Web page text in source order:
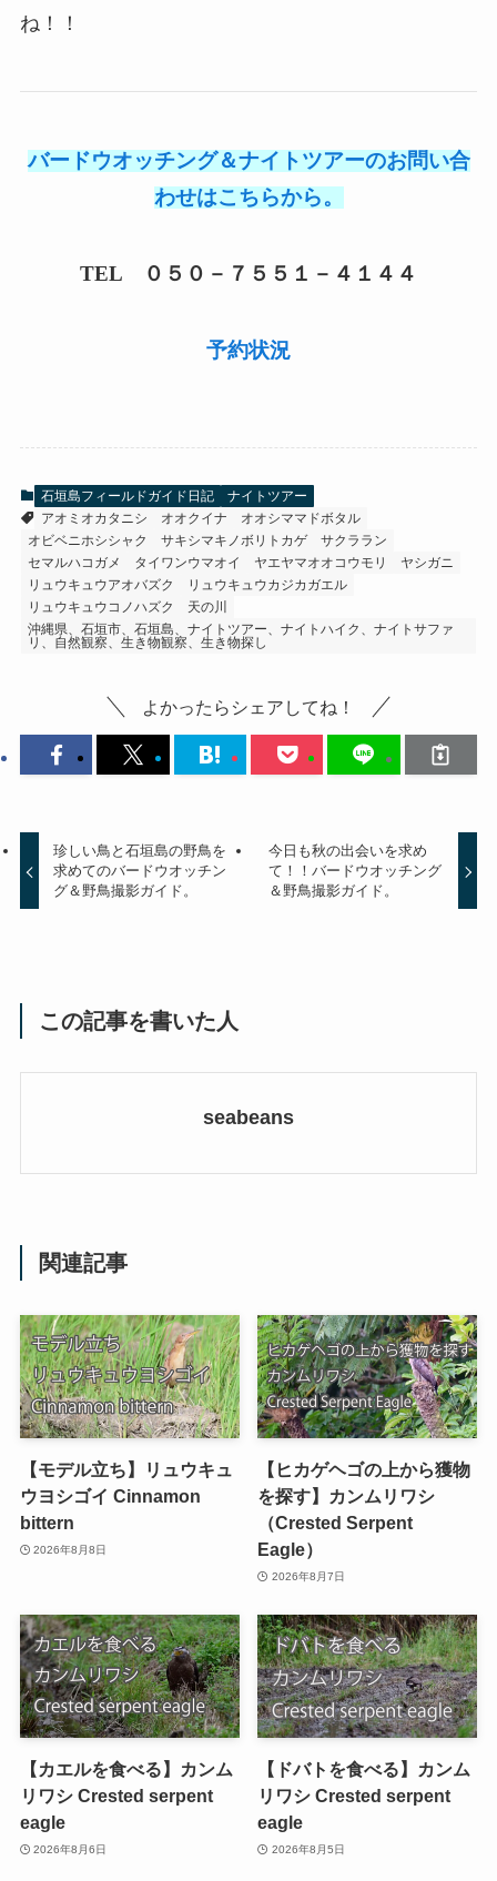
ね！！
バードウオッチング＆ナイトツアーのお問い合
わせはこちらから。
TEL ０５０－７５５１－４１４４
予約状況
石垣島フィールドガイド日記
ナイトツアー
アオミオカタニシ
オオクイナ
オオシママドボタル
オビベニホシシャク
サキシマキノボリトカゲ
サクララン
セマルハコガメ
タイワンウマオイ ヤエヤマオオコウモリ
ヤシガニ
リュウキュウアオバズク
リュウキュウカジカガエル
リュウキュウコノハズク
天の川
沖縄県、石垣市、石垣島、ナイトツアー、ナイトハイク、ナイトサファ
リ、自然観察、生き物観察、生き物探し
よかったらシェアしてね！
珍しい鳥と石垣島の野鳥を
求めてのバードウオッチン
グ＆野鳥撮影ガイド。
今日も秋の出会いを求め
て！！バードウオッチング
＆野鳥撮影ガイド。
この記事を書いた人
seabeans
関連記事
【モデル立ち】リュウキュ
ウヨシゴイ Cinnamon
bittern
2026年8月8日
【ヒカゲヘゴの上から獲物
を探す】カンムリワシ
（Crested Serpent
Eagle）
2026年8月7日
【カエルを食べる】カンム
リワシ Crested serpent
eagle
2026年8月6日
【ドバトを食べる】カンム
リワシ Crested serpent
eagle
2026年8月5日